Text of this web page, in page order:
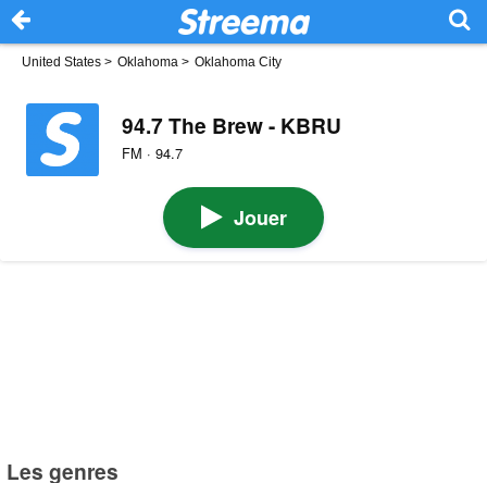
United States > Oklahoma > Oklahoma City
94.7 The Brew - KBRU
FM · 94.7
Jouer
Les genres